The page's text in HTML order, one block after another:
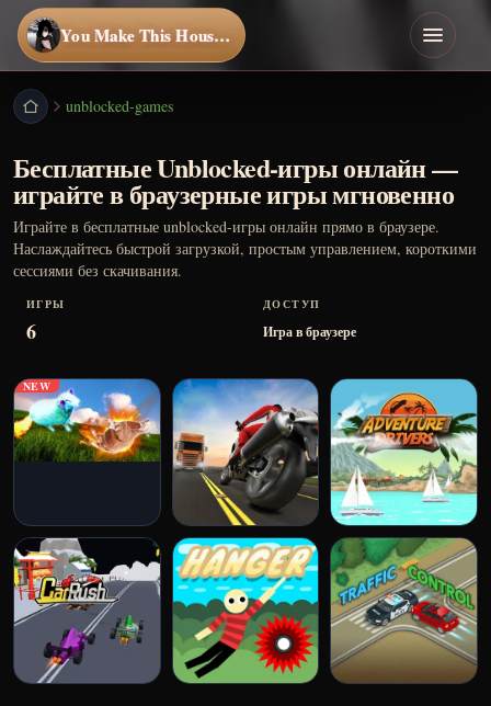
You Make This House a Home
unblocked-games
Бесплатные Unblocked-игры онлайн —
играйте в браузерные игры мгновенно
Играйте в бесплатные unblocked-игры онлайн прямо в браузере.
Наслаждайтесь быстрой загрузкой, простым управлением, короткими
сессиями без скачивания.
ИГРЫ
6
ДОСТУП
Игра в браузере
NEW